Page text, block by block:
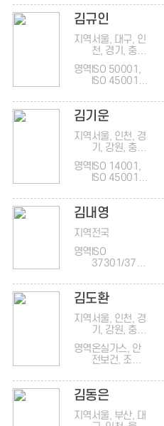
보안, 정보보
안, , ISO
1, 준법(반부
패)
김규인
지역서울, 대구, 인
천, 경기, 충북,
충남
영역 ISO 50001,
ISO 45001,
김기운
지역서울, 인천, 경
기, 강원, 충북,
충남
영역 ISO 14001,
ISO 45001,
김내영
지역전국
영역 ISO
37301/3700
김도환
지역서울, 인천, 경
기, 강원, 충북,
충남
영역온실가스, 안
전보건, 조직
김동은
지역서울, 부산, 대